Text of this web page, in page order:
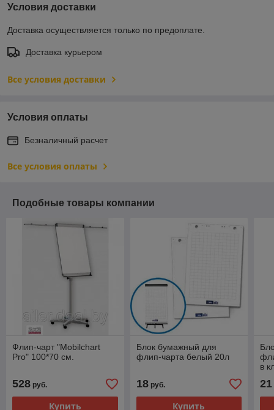
Условия доставки
Доставка осуществляется только по предоплате.
Доставка курьером
Все условия доставки
Условия оплаты
Безналичный расчет
Все условия оплаты
Подобные товары компании
Флип-чарт "Mobilchart
Pro" 100*70 см.
528 руб.
Купить
Блок бумажный для
флип-чарта белый 20л
18руб.
Купить
в
21